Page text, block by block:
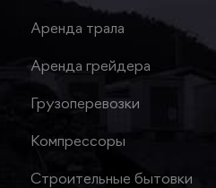
Аренда трала
Аренда грейдера
Грузоперевозки
Компрессоры
Строительные бытовки